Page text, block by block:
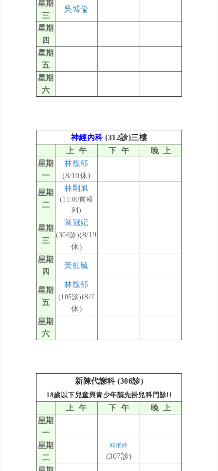
星期
三
吳博倫
星期
四
星期
五
星期
六
神經內科(312診)三樓
上 午
下 午
晚 上
星期
一
林馥郁
(8/10休)
星期
二
林剛旭
(11:00前報
到)
星期
三
陳冠妃
(306診)(8/19
休)
星期
四
黃虹毓
星期
五
林馥郁
(105診)(8/7
休)
星期
六
新陳代謝科 (306診)
18歲以下兒童與青少年請先掛兒科門 診!!
上 午 下 午
晚 上
星期
一
星期
二
邱依婷
(307診)